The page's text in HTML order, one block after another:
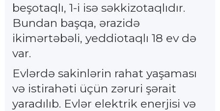
beşotaqlı, 1-i isə səkkizotaqlıdır.
Bundan başqa, ərazidə
ikimərtəbəli, yeddiotaqlı 18 ev də
var.
Evlərdə sakinlərin rahat yaşaması
və istirahəti üçün zəruri şərait
yaradılıb. Evlər elektrik enerjisi və